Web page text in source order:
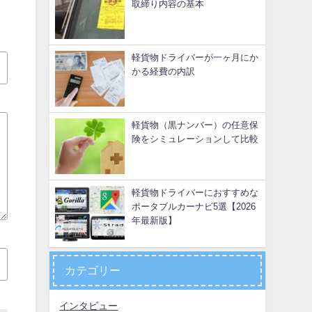
取締り内容の基本
軽貨物ドライバーが一ヶ月にか
かる経費の内訳
軽貨物（黒ナンバー）の任意保
険をシミュレーションして比較
軽貨物ドライバーにおすすめな
ポータブルカーナビ5選【2026
年最新版】
カテゴリー
インタビュー